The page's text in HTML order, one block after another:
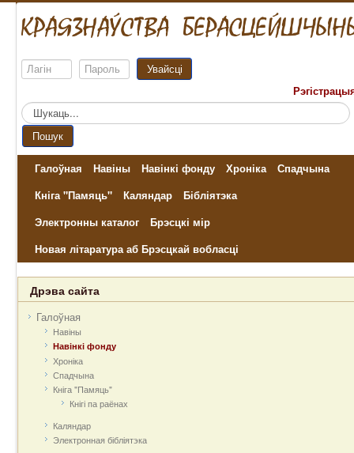
Увайсці
Пошук...
Пошук
Галоўная Навіны Навінкі фонду Хроніка
Спадчына
Кніга "Памяць"
Каляндар
Бібліятэка
Электронны каталог
Брэсцкі мір
Новая літаратура аб Брэсцкай вобласці
Дрэва сайта
Галоўная
Навіны
Навінкі фонду
Хроніка
Спадчына
Кніга "Памяць"
Кнігі па раёнах
Каляндар
Электронная бібліятэка